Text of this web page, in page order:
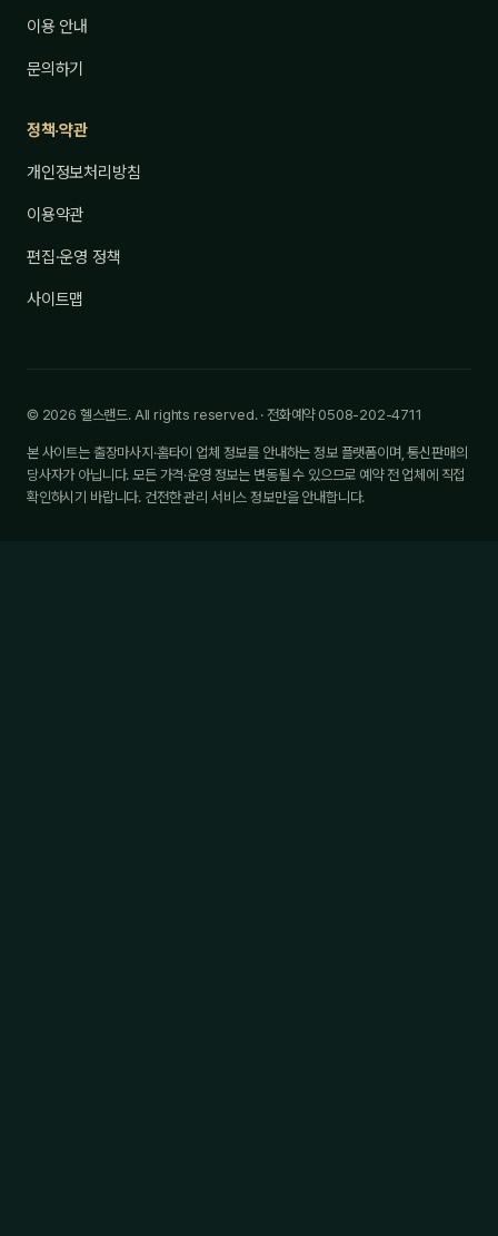
이용 안내
문의하기
정책·약관
개인정보처리방침
이용약관
편집·운영 정책
사이트맵
© 2026 헬스랜드. All rights reserved. · 전화예약 0508-202-4711
본 사이트는 출장마사지·홈타이 업체 정보를 안내하는 정보 플랫폼이며, 통신판매의
당사자가 아닙니다. 모든 가격·운영 정보는 변동될 수 있으므로 예약 전 업체에 직접
확인하시기 바랍니다. 건전한 관리 서비스 정보만을 안내합니다.